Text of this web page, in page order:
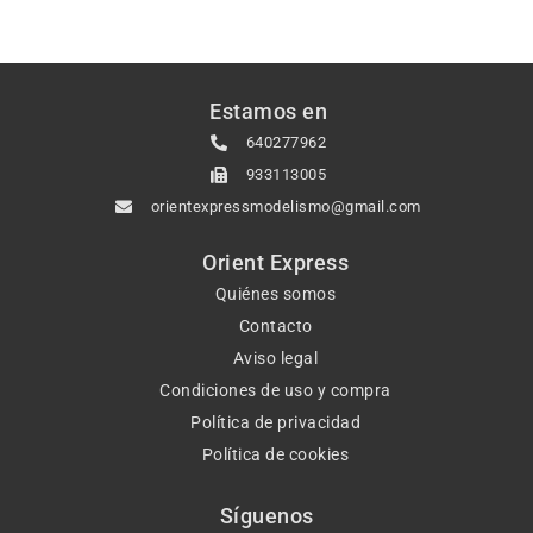
Estamos en
640277962
933113005
orientexpressmodelismo@gmail.com
Orient Express
Quiénes somos
Contacto
Aviso legal
Condiciones de uso y compra
Política de privacidad
Política de cookies
Síguenos